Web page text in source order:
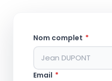
Nom complet *
Email *